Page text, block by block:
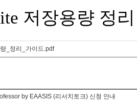
저장용량 정
_정리_가이드.pdf
by EAASIS (리서치토크) 신청 안내